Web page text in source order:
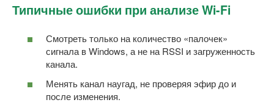
Типичные ошибки при анализе Wi-Fi
Смотреть только на количество «палочек»
сигнала в Windows, а не на RSSI и загруженность
канала.
Менять канал наугад, не проверяя эфир до и
после изменения.